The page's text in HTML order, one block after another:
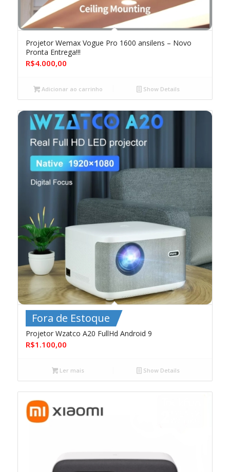
Projetor Wemax Vogue Pro 1600 ansilens – Novo
Pronta Entrega!!!
R$4.000,00
Adicionar ao carrinho Show Details
Fora de Estoque
Projetor Wzatco A20 FullHd Android 9
R$1.100,00
Ler mais Show Details